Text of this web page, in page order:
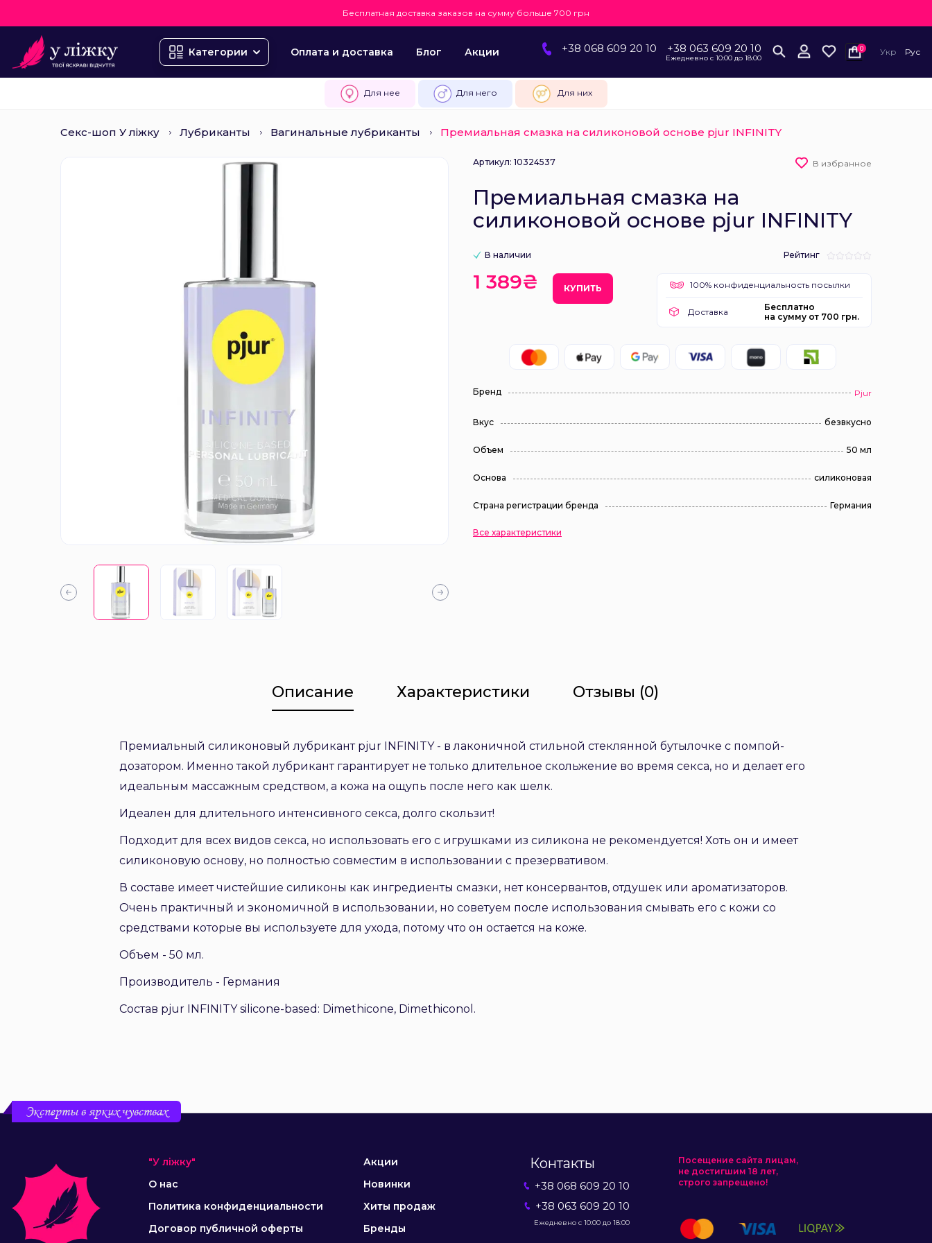
Бесплатная доставка заказов на сумму больше 700 грн
Категории Оплата и доставка Блог Акции +38 068 609 20 10 +38 063 609 20 10
Ежедневно с 10:00 до 18:00
0 Укр Рус
Для нее Для него Для них
Секс-шоп У ліжку Лубриканты Вагинальные лубриканты Премиальная смазка на силиконовой основе pjur INFINITY
Артикул: 10324537 В избранное
Премиальная смазка на
силиконовой основе pjur INFINITY
В наличии Рейтинг
1 389₴ КУПИТЬ 100% конфиденциальность посылки
Доставка
Бесплатно
на сумму от 700 грн.
Бренд Pjur
Вкус безвкусно
Объем 50 мл
Основа силиконовая
Страна регистрации бренда Германия
Все характеристики
Описание Характеристики Отзывы (0)
Премиальный силиконовый лубрикант pjur INFINITY - в лаконичной стильной стеклянной бутылочке с помпой-
дозатором. Именно такой лубрикант гарантирует не только длительное скольжение во время секса, но и делает его
идеальным массажным средством, а кожа на ощупь после него как шелк.
Идеален для длительного интенсивного секса, долго скользит!
Подходит для всех видов секса, но использовать его с игрушками из силикона не рекомендуется! Хоть он и имеет
силиконовую основу, но полностью совместим в использовании с презервативом.
В составе имеет чистейшие силиконы как ингредиенты смазки, нет консервантов, отдушек или ароматизаторов.
Очень практичный и экономичной в использовании, но советуем после использования смывать его с кожи со
средствами которые вы используете для ухода, потому что он остается на коже.
Объем - 50 мл.
Производитель - Германия
Состав pjur INFINITY silicone-based: Dimethicone, Dimethiconol.
Эксперты в ярких чувствах
"У ліжку"
О нас
Политика конфиденциальности
Договор публичной оферты
Акции
Новинки
Хиты продаж
Бренды
Контакты
+38 068 609 20 10
+38 063 609 20 10
Ежедневно с 10:00 до 18:00
Посещение сайта лицам,
не достигшим 18 лет,
строго запрещено!